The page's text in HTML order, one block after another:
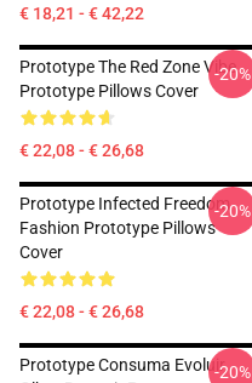
€ 18,21 - € 42,22
Prototype The Red Zone Vibe
Prototype Pillows Cover
€ 22,08 - € 26,68
-20%
Prototype Infected Freedom
Fashion Prototype Pillows
Cover
€ 22,08 - € 26,68
-20%
Prototype Consuma Evoluir-20%